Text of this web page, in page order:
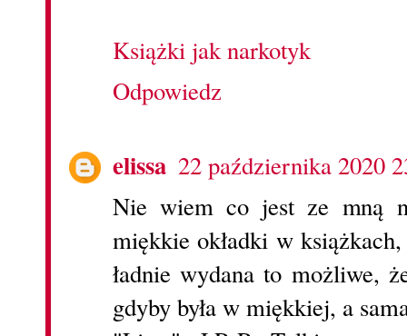
Książki jak narkotyk
Odpowiedz
elissa 22 października 2020
Nie wiem co jest ze mną
miękkie okładki w
ładnie wydana to możliwe,
gdyby była w miękkiej, a